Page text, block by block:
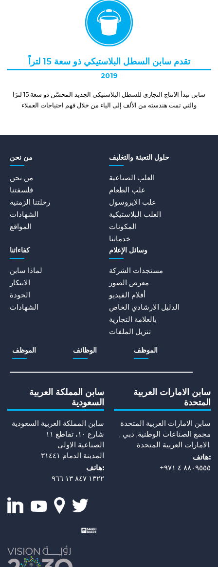
تقدم سابن السطل البلاستيكي ذو سعة 15 لتراً
2019
سابن تبدأ الانتاج التجاري للسطل البلاستيكي الجديد المحسّن ذو سعة 15 لترًا
والتي تمت هندسته من الألف إلى الياء من خلال فهم احتياجات العملاء
من نحن
من نحن
فلسفتنا
رحلتنا الزمنية
الشهادات
المواقع
حلول التعبئة والتغليف
العلب الصناعية
علب الطعام
علب الايروسول
العلب البلاستيكية
المكونات
خدماتنا
كفاءاتنا
لماذا سابن
الابتكار
الجودة
الشهادات
وسائل الإعلام
مستجدات الشركة
معرض الصور
أفلام الفيديو
الدليل الارشادي الخاص
بالعلامة التجارية
تنزيل الملفات
الموظف الوظائف الموظف
سابن المملكة العربية
السعودية
سابن المملكة العربية السعودية
شارع ١٠، تقاطع ١١
الصناعية الاولى
المدينة الدمام ٣١٤٤١
هاتف:
١٣٢٢ ٨٤٧ ١٣ ٩٦٦
سابن الامارات العربية
المتحدة
سابن الامارات العربية المتحدة
مجمع الصناعات الوطنية, دبي ,
الامارات العربية المتحدة.
هاتف:
+٨٨٠٩٥٥٥ ٤ ٩٧١